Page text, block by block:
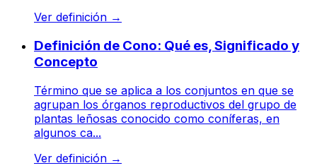
Ver definición →
Definición de Cono: Qué es, Significado y
Concepto
Término que se aplica a los conjuntos en que se
agrupan los órganos reproductivos del grupo de
plantas leñosas conocido como coníferas, en
algunos ca...
Ver definición →